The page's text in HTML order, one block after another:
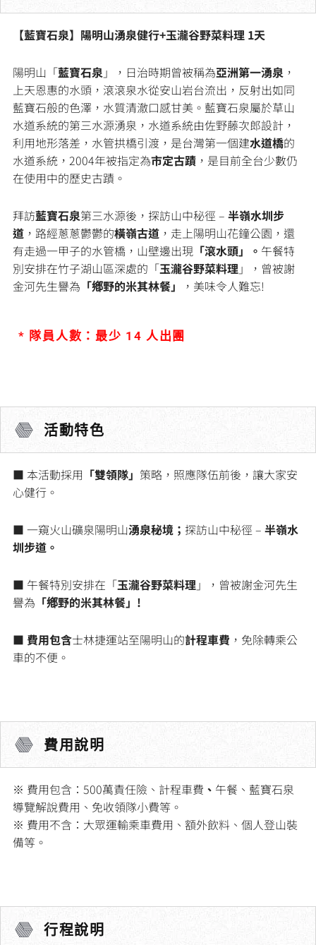
【藍寶石泉】陽明山湧泉健行+玉瀧谷野菜料理 1天
陽明山「藍寶石泉」，日治時期曾被稱為亞洲第一湧泉 ，
上天恩惠的水頭，滾滾泉水從安山岩台流出，反射出如同
藍寶石般的色澤，水質清澈口感甘美。藍寶石泉屬於草山
水道系統的第三水源湧泉，水道系統由佐野藤次郎設計，
利用地形落差，水管拱橋引渡，是台灣第一個建水道橋的
水道系統，2004年被指定為市定古蹟 ，是目前全台少數仍
在使用中的歷史古蹟。
拜訪藍寶石泉第三水源後，探訪山中秘徑 – 半嶺水圳步
道 ，路經蔥蔥鬱鬱的橫嶺古道 ，走上陽明山花鐘公園，還
有走過一甲子的水管橋，山壁邊出現 「滾水頭」。 午餐特
別安排在竹子湖山區深處的「玉瀧谷野菜料理」，曾被謝
金河先生譽為 「鄕野的米其林餐」 ，美味令人難忘!
* 隊員人數：最少 14 人出團
活動特色
■ 本活動採用 「雙領隊」 策略，照應隊伍前後，讓大家安
心健行。
■ 一窺火山礦泉陽明山湧泉秘境； 探訪山中秘徑 – 半嶺水
圳步道。
■ 午餐特別安排在「玉瀧谷野菜料理」，曾被謝金河先生
譽為 「鄕野的米其林餐」!
■ 費用包含士林捷運站至陽明山的計程車費 ，免除轉乘公
車的不便。
費用說明
※ 費用包含：500萬責任險、計程車費 、 午餐、藍寶石泉
導覽解說費用、免收領隊小費等。
※ 費用不含：大眾運輸乘車費用、額外飲料、個人登山裝
備等。
行程說明